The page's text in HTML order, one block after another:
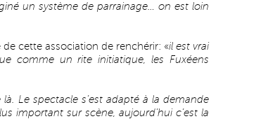
un système de parrainage… on est loin
cette association de renchérir: «il est vrai
comme un rite initiatique, les Fuxéens
Le spectacle s’est adapté à la demande
important sur scène, aujourd’hui c’est la